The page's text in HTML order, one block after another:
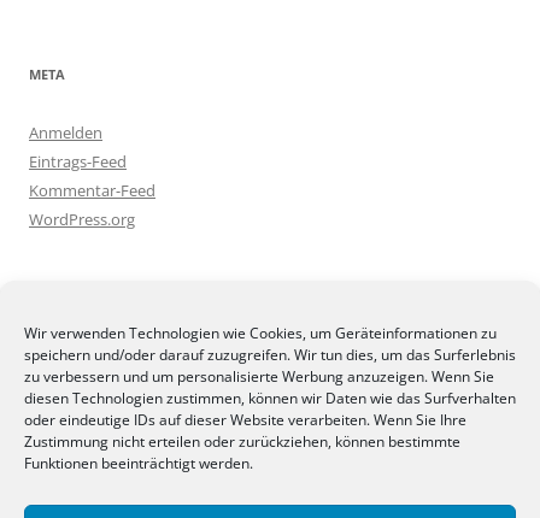
Wir verwenden Technologien wie Cookies, um Geräteinformationen zu
speichern und/oder darauf zuzugreifen. Wir tun dies, um das Surferlebnis
zu verbessern und um personalisierte Werbung anzuzeigen. Wenn Sie
diesen Technologien zustimmen, können wir Daten wie das Surfverhalten
oder eindeutige IDs auf dieser Website verarbeiten. Wenn Sie Ihre
Zustimmung nicht erteilen oder zurückziehen, können bestimmte
Funktionen beeinträchtigt werden.
META
Anmelden
Eintrags-Feed
Kommentar-Feed
WordPress.org
BLOGGERAMT